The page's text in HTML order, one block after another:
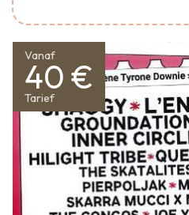
Vanaf
40 €
Tarief